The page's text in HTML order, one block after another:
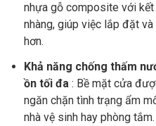
nhựa gỗ composite với kết
nhàng, giúp việc lắp đặt
hơn.
Khả năng chống thấm
ồn tối đa : Bề mặt cửa
ngăn chặn tình trạng ẩm
nhà vệ sinh hay phòng